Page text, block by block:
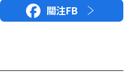
關注FB